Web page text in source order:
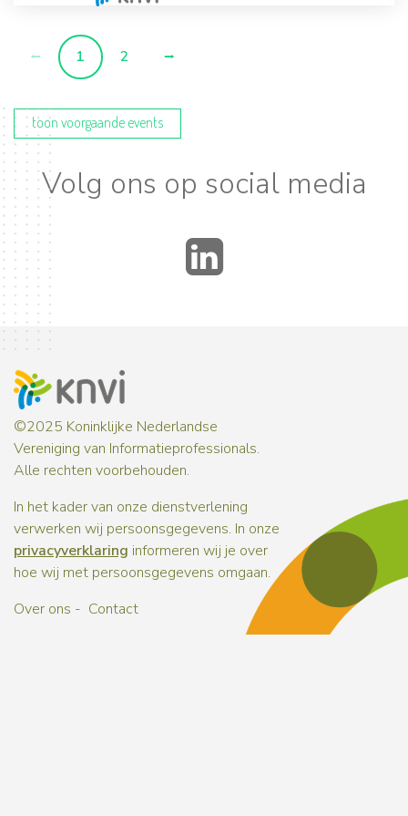
1 2
toon voorgaande events
Volg ons op social media
©2025 Koninklijke Nederlandse
Vereniging van Informatieprofessionals.
Alle rechten voorbehouden.
In het kader van onze dienstverlening
verwerken wij persoonsgegevens. In onze
privacyverklaring informeren wij je over
hoe wij met persoonsgegevens omgaan.
Over ons
Contact